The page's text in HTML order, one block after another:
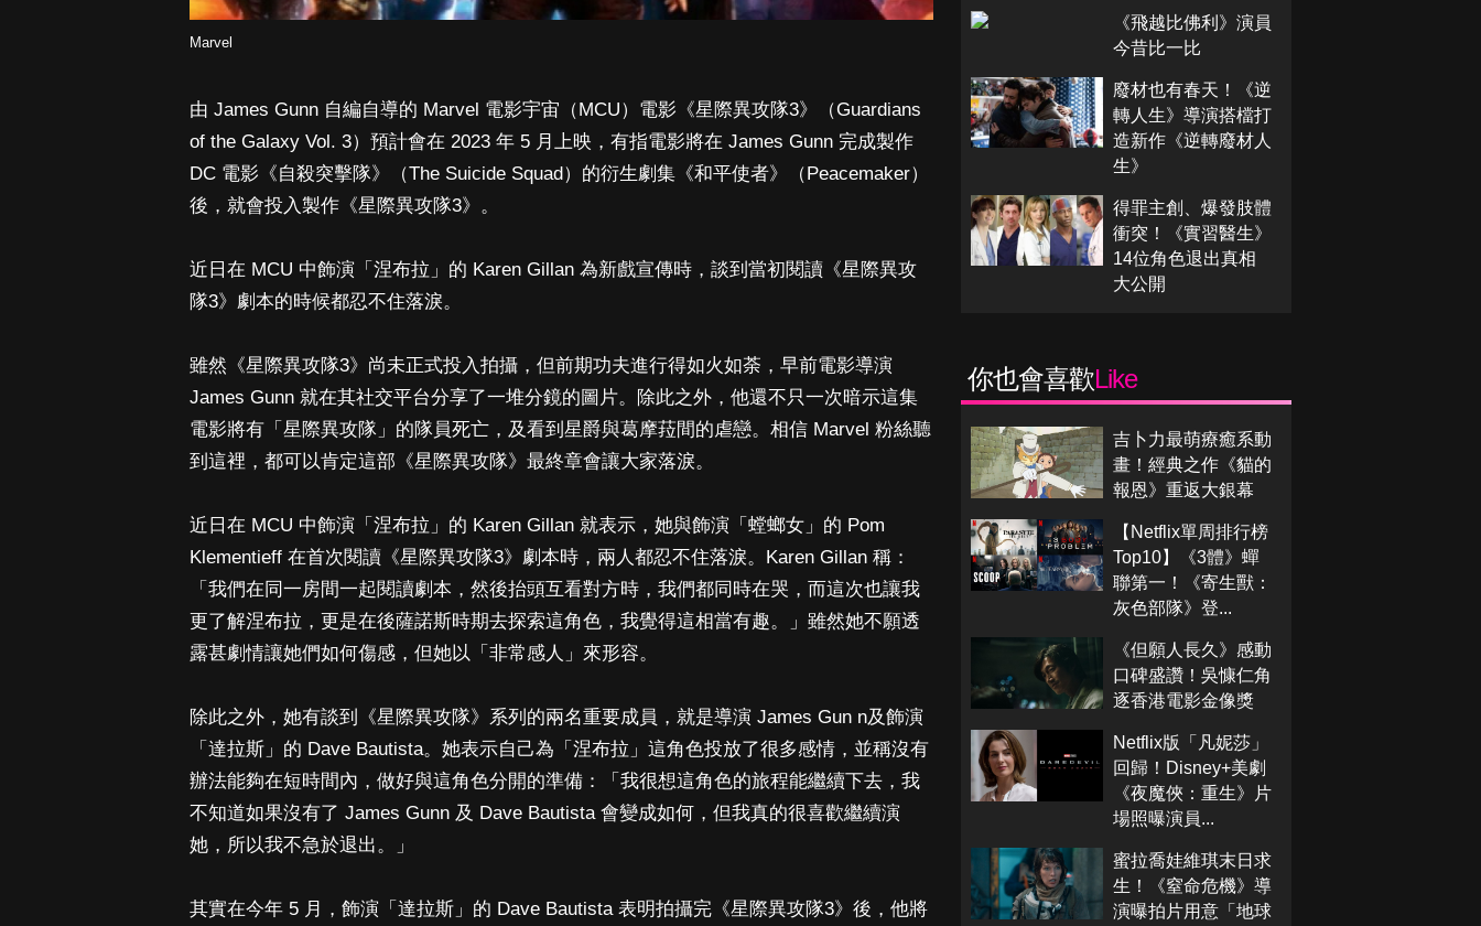
Marvel
由 James Gunn 自編自導的 Marvel 電影宇宙（MCU）電影《星際異攻隊3》（Guardians
of the Galaxy Vol. 3）預計會在 2023 年 5 月上映，有指電影將在 James Gunn 完成製作
DC 電影《自殺突擊隊》（The Suicide Squad）的衍生劇集《和平使者》（Peacemaker）
後，就會投入製作《星際異攻隊3》。
近日在 MCU 中飾演「涅布拉」的 Karen Gillan 為新戲宣傳時，談到當初閱讀《星際異攻
隊3》劇本的時候都忍不住落淚。
雖然《星際異攻隊3》尚未正式投入拍攝，但前期功夫進行得如火如荼，早前電影導演
James Gunn 就在其社交平台分享了一堆分鏡的圖片。除此之外，他還不只一次暗示這集
電影將有「星際異攻隊」的隊員死亡，及看到星爵與葛摩菈間的虐戀。相信 Marvel 粉絲聽
到這裡，都可以肯定這部《星際異攻隊》最終章會讓大家落淚。
近日在 MCU 中飾演「涅布拉」的 Karen Gillan 就表示，她與飾演「螳螂女」的 Pom
Klementieff 在首次閱讀《星際異攻隊3》劇本時，兩人都忍不住落淚。Karen Gillan 稱：
「我們在同一房間一起閱讀劇本，然後抬頭互看對方時，我們都同時在哭，而這次也讓我
更了解涅布拉，更是在後薩諾斯時期去探索這角色，我覺得這相當有趣。」雖然她不願透
露甚劇情讓她們如何傷感，但她以「非常感人」來形容。
除此之外，她有談到《星際異攻隊》系列的兩名重要成員，就是導演 James Gun n及飾演
「達拉斯」的 Dave Bautista。她表示自己為「涅布拉」這角色投放了很多感情，並稱沒有
辦法能夠在短時間內，做好與這角色分開的準備：「我很想這角色的旅程能繼續下去，我
不知道如果沒有了 James Gunn 及 Dave Bautista 會變成如何，但我真的很喜歡繼續演
她，所以我不急於退出。」
其實在今年 5 月，飾演「達拉斯」的 Dave Bautista 表明拍攝完《星際異攻隊3》後，他將
《飛越比佛利》演員
今昔比一比
廢材也有春天！《逆
轉人生》導演搭檔打
造新作《逆轉廢材人
生》
得罪主創、爆發肢體
衝突！《實習醫生》
14位角色退出真相
大公開
你也會喜歡Like
吉卜力最萌療癒系動
畫！經典之作《貓的
報恩》重返大銀幕
【Netflix單周排行榜
Top10】《3體》蟬
聯第一！《寄生獸：
灰色部隊》登...
《但願人長久》感動
口碑盛讚！吳慷仁角
逐香港電影金像獎
Netflix版「凡妮莎」
回歸！Disney+美劇
《夜魔俠：重生》片
場照曝演員...
蜜拉喬娃維琪末日求
生！《窒命危機》導
演曝拍片用意「地球